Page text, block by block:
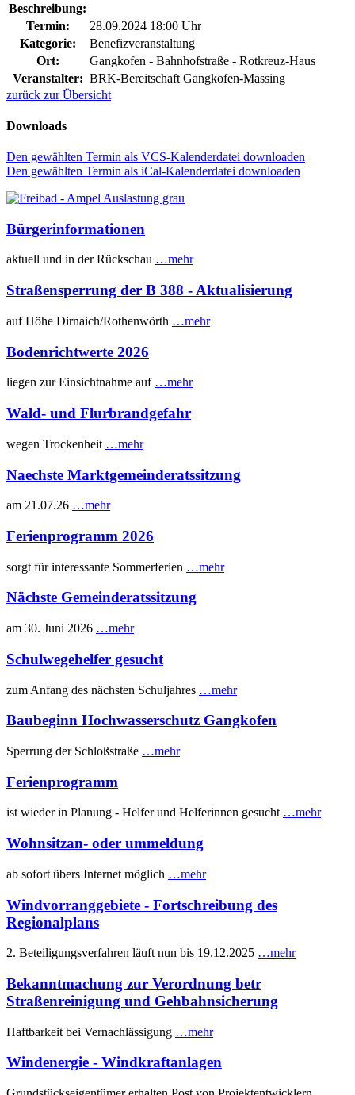
Beschreibung:
Termin:
28.09.2024 18:00 Uhr
Kategorie:
Benefizveranstaltung
Ort:
Gangkofen - Bahnhofstraße - Rotkreuz-Haus
Veranstalter: BRK-Bereitschaft Gangkofen-Massing
zurück zur Übersicht
Downloads
Den gewählten Termin als VCS-Kalenderdatei downloaden
Den gewählten Termin als iCal-Kalenderdatei downloaden
Bürgerinformationen
aktuell und in der Rückschau …mehr
Straßensperrung der B 388 - Aktualisierung
auf Höhe Dirnaich/Rothenwörth …mehr
Bodenrichtwerte 2026
liegen zur Einsichtnahme auf …mehr
Wald- und Flurbrandgefahr
wegen Trockenheit …mehr
Naechste Marktgemeinderatssitzung
am 21.07.26 …mehr
Ferienprogramm 2026
sorgt für interessante Sommerferien …mehr
Nächste Gemeinderatssitzung
am 30. Juni 2026 …mehr
Schulwegehelfer gesucht
zum Anfang des nächsten Schuljahres …mehr
Baubeginn Hochwasserschutz Gangkofen
Sperrung der Schloßstraße …mehr
Ferienprogramm
ist wieder in Planung - Helfer und Helferinnen gesucht …mehr
Wohnsitzan- oder ummeldung
ab sofort übers Internet möglich …mehr
Windvorranggebiete - Fortschreibung des
Regionalplans
2. Beteiligungsverfahren läuft nun bis 19.12.2025 …mehr
Bekanntmachung zur Verordnung betr
Straßenreinigung und Gehbahnsicherung
Haftbarkeit bei Vernachlässigung …mehr
Windenergie - Windkraftanlagen